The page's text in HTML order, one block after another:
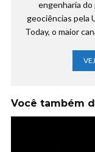
engenharia
geociências pela
Today, o maior
Você também